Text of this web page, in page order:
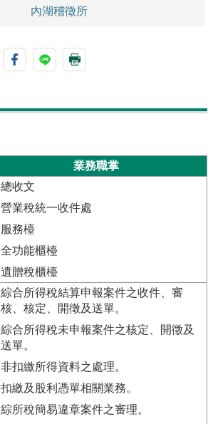
內湖稽徵所
業務職掌
總收文
營業稅統一收件處
服務檯
全功能櫃檯
遺贈稅櫃檯
綜合所得稅結算申報案件之收件、審
核、核定、開徵及送單。
綜合所得稅未申報案件之核定、開徵及
送單。
非扣繳所得資料之處理。
扣繳及股利憑單相關業務。
綜所稅簡易違章案件之審理。